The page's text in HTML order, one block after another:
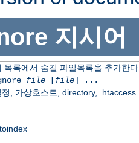
지시어
목록에서 숨길 파일목록을 추가한다
file[file] ...
정, 가상호스트, directory, .htaccess